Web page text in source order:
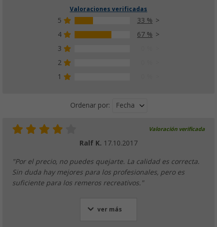
Valoraciones verificadas
5
33 %
4
67 %
3
2
1
Ordenar por: Fecha
Valoración verificada
Ralf K. 17.10.2017
"Por el precio, no puedes quejarte. La calidad es correcta.
Sin duda hay mejores para los profesionales, pero es
suficiente para los remeros recreativos."
ver más